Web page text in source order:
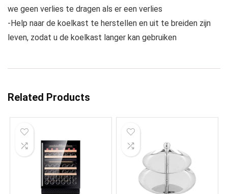
we geen verlies te dragen als er een verlies
-Help naar de koelkast te herstellen en uit te breiden zijn
leven, zodat u de koelkast langer kan gebruiken
Related Products